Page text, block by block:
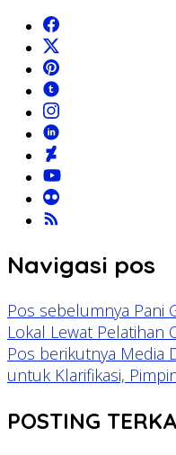
Navigasi pos
Pos sebelumnya Pani
Lokal Lewat Pelatihan
Pos berikutnya Media
untuk Klarifikasi,
POSTING